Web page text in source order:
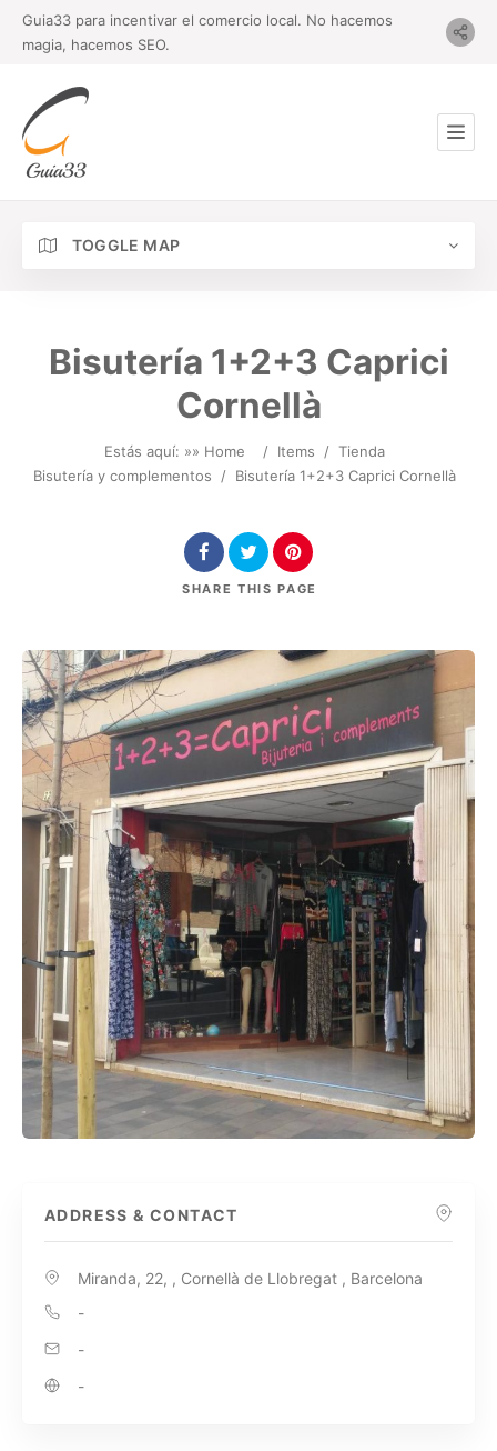
Guia33 para incentivar el comercio local. No hacemos
magia, hacemos SEO.
TOGGLE MAP
Bisutería 1+2+3 Caprici
Cornellà
Estás aquí: »» Home / Items / Tienda
Bisutería y complementos
/ Bisutería 1+2+3 Caprici Cornellà
SHARE THIS PAGE
ADDRESS & CONTACT
Miranda, 22, , Cornellà de Llobregat , Barcelona
-
-
-